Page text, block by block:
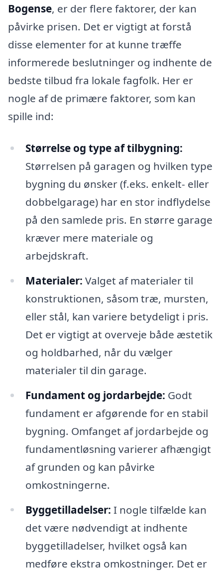
Bogense, er der flere faktorer, der kan
påvirke prisen. Det er vigtigt at forstå
disse elementer for at kunne træffe
informerede beslutninger og indhente de
bedste tilbud fra lokale fagfolk. Her er
nogle af de primære faktorer, som kan
spille ind:
Størrelse og type af tilbygning:
Størrelsen på garagen og hvilken type
bygning du ønsker (f.eks. enkelt- eller
dobbelgarage) har en stor indflydelse
på den samlede pris. En større garage
kræver mere materiale og
arbejdskraft.
Materialer: Valget af materialer til
konstruktionen, såsom træ, mursten,
eller stål, kan variere betydeligt i pris.
Det er vigtigt at overveje både æstetik
og holdbarhed, når du vælger
materialer til din garage.
Fundament og jordarbejde: Godt
fundament er afgørende for en stabil
bygning. Omfanget af jordarbejde og
fundamentløsning varierer afhængigt
af grunden og kan påvirke
omkostningerne.
Byggetilladelser: I nogle tilfælde kan
det være nødvendigt at indhente
byggetilladelser, hvilket også kan
medføre ekstra omkostninger. Det er